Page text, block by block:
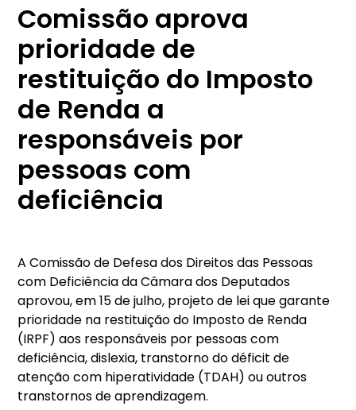
Comissão aprova
prioridade de
restituição do Imposto
de Renda a
responsáveis por
pessoas com
deficiência
A Comissão de Defesa dos Direitos das Pessoas
com Deficiência da Câmara dos Deputados
aprovou, em 15 de julho, projeto de lei que garante
prioridade na restituição do Imposto de Renda
(IRPF) aos responsáveis por pessoas com
deficiência, dislexia, transtorno do déficit de
atenção com hiperatividade (TDAH) ou outros
transtornos de aprendizagem.